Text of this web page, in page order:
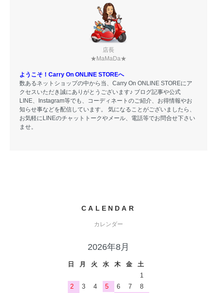
店長
★MaMaDa★
ようこそ！Carry On ONLINE STOREへ
数あるネットショップの中から当、Carry On ONLINE STOREにア
クセスいただき誠にありがとうございます♪ ブログ記事や公式
LINE、Instagram等でも、コーディネートのご紹介、お得情報やお
知らせ事などを配信しています。 気になることがございましたら、
お気軽にLINEのチャットトークやメール、電話等でお問合せ下さい
ませ。
CALENDAR
カレンダー
2026年8月
日 月 火 水 木 金
土
1
2
3 4 5 6 7 8